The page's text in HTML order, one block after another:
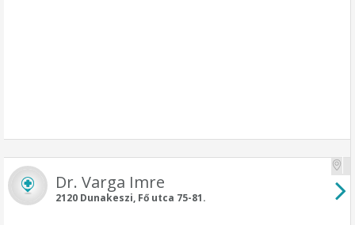
Dr. Varga Imre
2120 Dunakeszi, Fő utca 75-81.